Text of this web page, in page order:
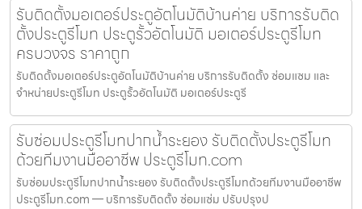
รับติดตั้งมอเตอร์ประตูอัตโนมัติบ้านค่าย บริการรับติด
ตั้งประตูรีโมท ประตูรั้วอัตโนมัติ มอเตอร์ประตูรีโมท
ครบวงจร ราคาถูก
รับติดตั้งมอเตอร์ประตูอัตโนมัติบ้านค่าย บริการรับติดตั้ง ซ่อมแซม และ
จำหน่ายประตูรีโมท ประตูรั้วอัตโนมัติ มอเตอร์ประตูรี
รับซ่อมประตูรีโมทปากน้ำระยอง รับติดตั้งประตูรีโมท
ด้วยทีมงานมืออาชีพ ประตูรีโมท.com
รับซ่อมประตูรีโมทปากน้ำระยอง รับติดตั้งประตูรีโมทด้วยทีมงานมืออาชีพ
ประตูรีโมท.com — บริการรับติดตั้ง ซ่อมแซ่ม ปรับปรุงป